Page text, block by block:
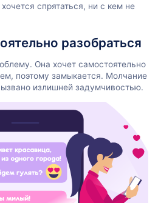
спрятаться, ни с кем не
разобраться
Она хочет самостоятельно
поэтому замыкается. Молчание
излишней задумчивостью.